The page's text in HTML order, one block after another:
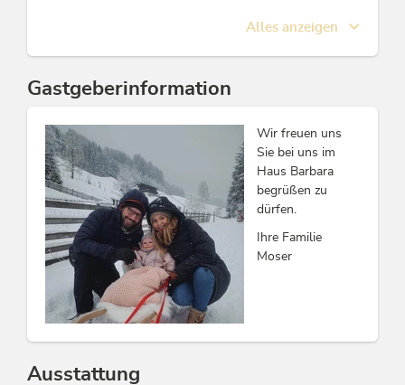
Alles anzeigen
Gastgeberinformation
Wir freuen uns
Sie bei uns im
Haus Barbara
begrüßen zu
dürfen.
Ihre Familie
Moser
Ausstattung